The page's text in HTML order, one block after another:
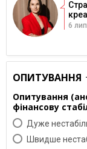
6
ОПИТУВАННЯ
Опитування
фінансову
Дуже
Швидше